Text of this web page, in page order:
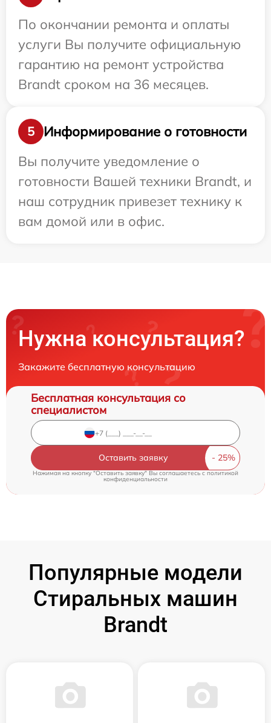
По окончании ремонта и оплаты
услуги Вы получите официальную
гарантию на ремонт устройства
Brandt сроком на 36 месяцев.
5
Информирование о готовности
Вы получите уведомление о
готовности Вашей техники Brandt, и
наш сотрудник привезет технику к
вам домой или в офис.
Нужна консультация?
Закажите бесплатную консультацию
Бесплатная консультация со
специалистом
Оставить заявку
Нажимая на кнопку "Оставить заявку" Вы соглашаетесь c политикой
конфиденциальности
Популярные модели
Стиральных машин
Brandt